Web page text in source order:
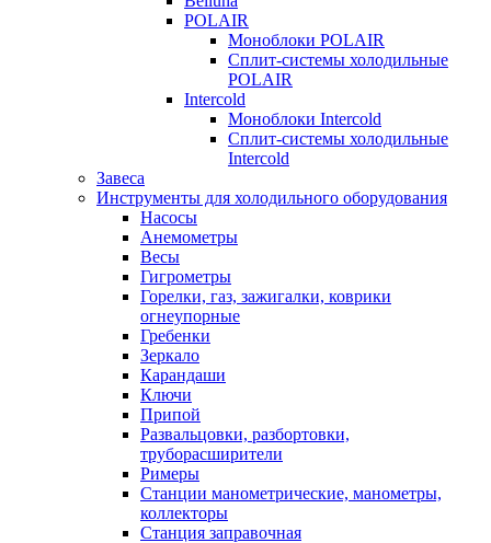
POLAIR
Моноблоки POLAIR
Сплит-системы холодильные
POLAIR
Intercold
Моноблоки Intercold
Сплит-системы холодильные
Intercold
Завеса
Инструменты для холодильного оборудования
Насосы
Анемометры
Весы
Гигрометры
Горелки, газ, зажигалки, коврики
огнеупорные
Гребенки
Зеркало
Карандаши
Ключи
Припой
Развальцовки, разбортовки,
труборасширители
Римеры
Станции манометрические, манометры,
коллекторы
Станция заправочная